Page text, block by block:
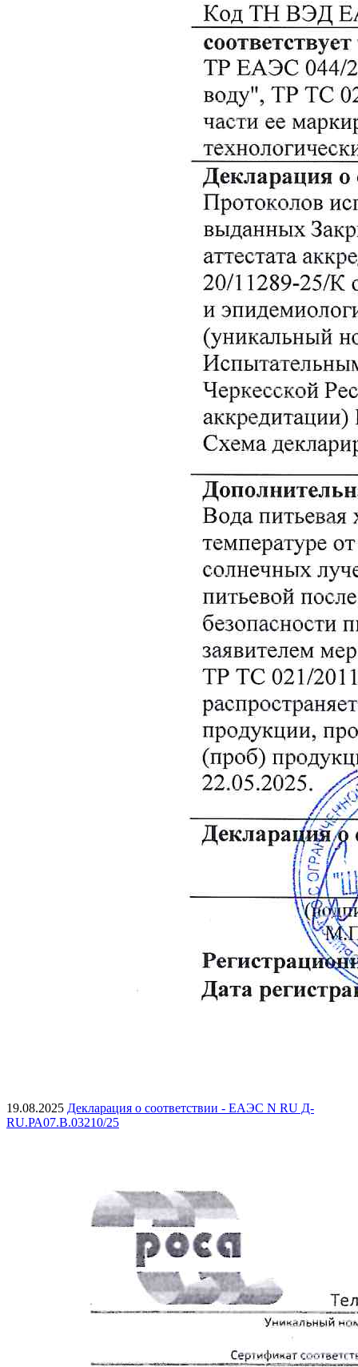
19.08.2025 Декларация о соответствии - ЕАЭС N RU Д-
RU.РА07.В.03210/25